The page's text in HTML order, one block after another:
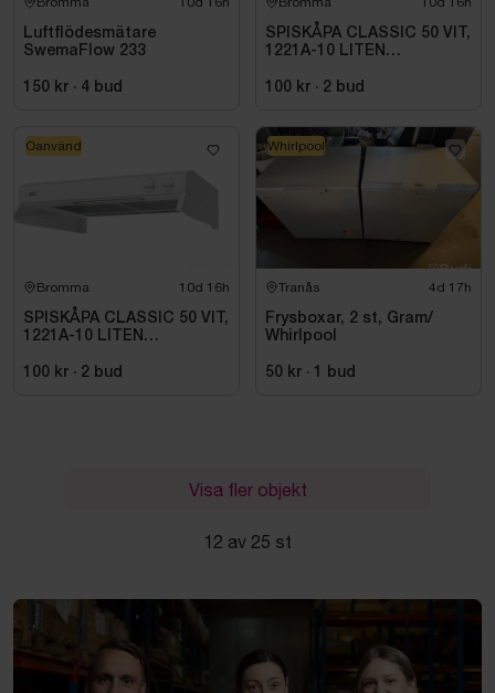
Luftflödesmätare
SwemaFlow 233
150 kr · 4 bud
SPISKÅPA CLASSIC 50 VIT,
1221A-10 LITEN
100 kr · 2 bud
Bromma 10d 16h
SPISKÅPA CLASSIC 50 VIT,
1221A-10 LITEN
100 kr · 2 bud
Oanvänd
Tranås 4d 17h
Frysboxar, 2 st, Gram/
Whirlpool
50 kr · bud
Whirlpool
Visa fler objekt
12 av 25 st